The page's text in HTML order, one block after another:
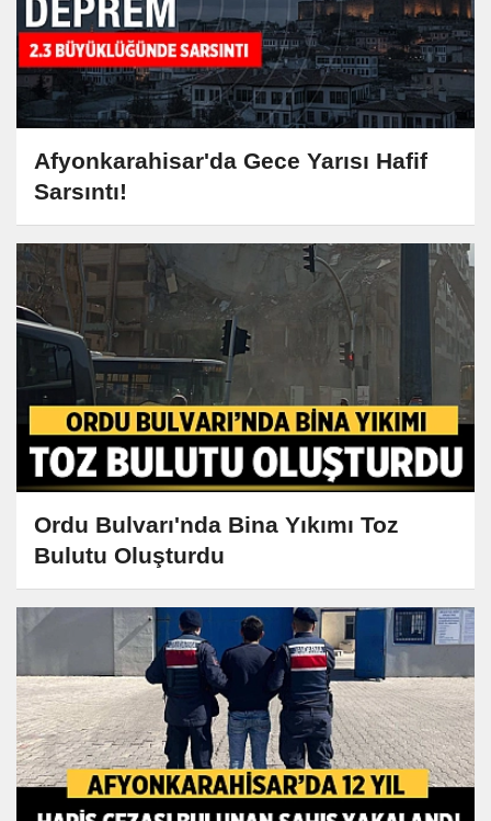
Afyonkarahisar'da Gece Yarısı Hafif
Sarsıntı!
Ordu Bulvarı'nda Bina Yıkımı Toz
Bulutu Oluşturdu